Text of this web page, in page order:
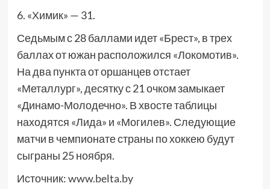
6. «Химик» — 31.
Седьмым с 28 баллами идет «Брест», в трех
баллах от южан расположился «Локомотив».
На два пункта от оршанцев отстает
«Металлург», десятку с 21 очком замыкает
«Динамо-Молодечно». В хвосте таблицы
находятся «Лида» и «Могилев». Следующие
матчи в чемпионате страны по хоккею будут
сыграны 25 ноября.
Источник:www.belta.by